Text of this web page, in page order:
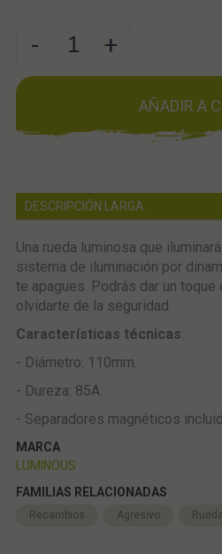
- +
AÑADIR A
DESCRIPCIÓN LARGA
Una rueda luminosa que
sistema de iluminación por
te apagues. Podrás dar un
olvidarte de la seguridad.
Características técnicas:
- Diámetro: 110mm.
- Dureza: 85A.
- Separadores magnéticos
MARCA
LUMINOUS
FAMILIAS RELACIONADAS
Recambios Agresivo